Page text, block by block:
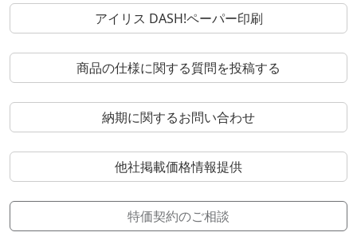
アイリス DASH!ペーパー印刷
商品の仕様に関する質問を投稿する
納期に関するお問い合わせ
他社掲載価格情報提供
特価契約のご相談